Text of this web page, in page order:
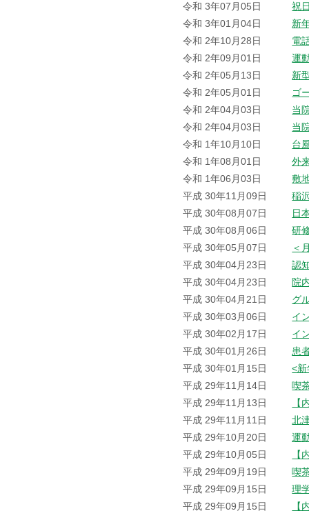
令和 3年07月05日
祝
令和 3年01月04日
新
令和 2年10月28日
電
令和 2年09月01日
運
令和 2年05月13日
新
令和 2年05月01日
ゴ
令和 2年04月03日
当
令和 2年04月03日
当
令和 1年10月10日
台
令和 1年08月01日
外
令和 1年06月03日
敷
平成 30年11月09日
稲
平成 30年08月07日
日
平成 30年08月06日
研
平成 30年05月07日
＜
平成 30年04月23日
認
平成 30年04月23日
院
平成 30年04月21日
グ
平成 30年03月06日
イ
平成 30年02月17日
イ
平成 30年01月26日
患
平成 30年01月15日
<
平成 29年11月14日
喫
平成 29年11月13日
【
平成 29年11月11日
北
平成 29年10月20日
運
平成 29年10月05日
【
平成 29年09月19日
喫
平成 29年09月15日
理
平成 29年09月15日
【